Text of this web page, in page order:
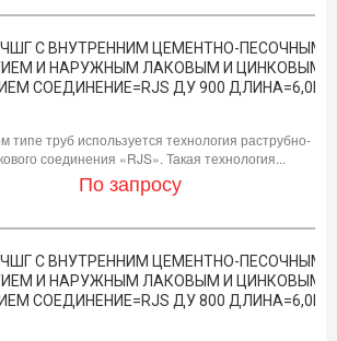
С ВНУТРЕННИМ ЦЕМЕНТНО-ПЕСОЧНЫМ
И НАРУЖНЫМ ЛАКОВЫМ И ЦИНКОВЫМ
СОЕДИНЕНИЕ=RJS ДУ 900 ДЛИНА=6,0М
типе труб используется технология раструбно-
соединения «RJS». Такая технология...
По запросу
С ВНУТРЕННИМ ЦЕМЕНТНО-ПЕСОЧНЫМ
И НАРУЖНЫМ ЛАКОВЫМ И ЦИНКОВЫМ
СОЕДИНЕНИЕ=RJS ДУ 800 ДЛИНА=6,0М